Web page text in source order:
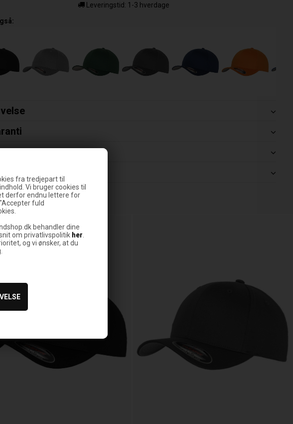
fra tredjepart til
Vi bruger cookies til
derfor endnu lettere for
fuld
behandler dine
om privatlivspolitik her
og vi ønsker, at du
Leveringstid: 1-3 hverdage
005473